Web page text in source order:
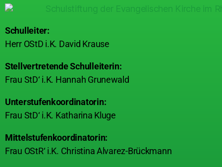
Schulleiter:
Herr OStD i.K. David Krause
Stellvertretende Schulleiterin:
Frau StD‘ i.K. Hannah Grunewald
Unterstufenkoordinatorin:
Frau StD‘ i.K. Katharina Kluge
Mittelstufenkoordinatorin:
Frau OStR‘ i.K. Christina Alvarez-Brückmann